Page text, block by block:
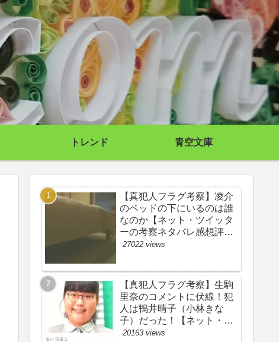
トレンド 青空文庫
【真犯人フラグ考察】凌介
のベッドの下にいるのは誰
なのか【ネット・ツイッタ
ーの考察ネタバレ感想評価
評判あらすじ原作犯人キャ
27022 views
【真犯人フラグ考察】生駒
里奈のコメントに伏線！犯
人は鴨井晴子（小林きな
子）だった！【ネット・ツ
イッターの考察ネタバレ感
20163 views